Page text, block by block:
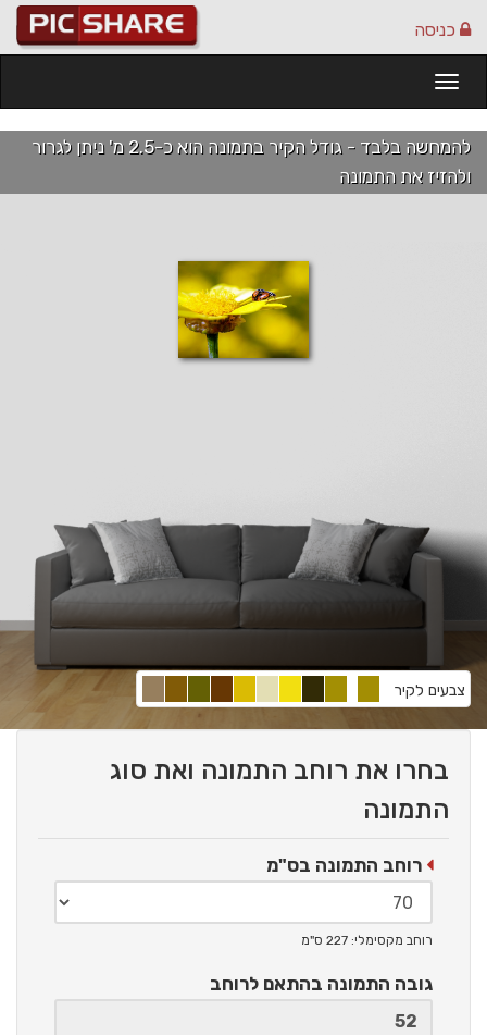
כניסה
להמחשה בלבד - גודל הקיר בתמונה הוא כ-2.5 מ' ניתן לגרור
ולהזיז את התמונה
צבעים לקיר
בחרו את רוחב התמונה ואת סוג
התמונה
רוחב התמונה בס"מ
רוחב מקסימלי: 227 ס"מ
גובה התמונה בהתאם לרוחב